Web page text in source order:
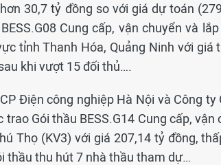
30,7 tỷ đồng so với giá dự toán
Cung cấp, vận chuyển và
tỉnh Thanh Hóa, Quảng Ninh với giá
khi vượt 15 đối thủ….
Điện công nghiệp Hà Nội và Công ty
Gói thầu BESS.G14 Cung cấp, vận
Thọ (KV3) với giá 207,14 tỷ đồng,
thầu thu hút 7 nhà thầu tham dự…